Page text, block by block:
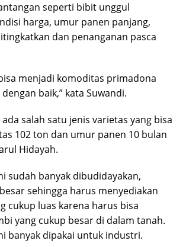
seperti bibit unggul
harga, umur panen panjang,
dan penanganan pasca
menjadi komoditas primadona
baik,” kata Suwandi.
salah satu jenis varietas yang bisa
102 ton dan umur panen 10 bulan
Hidayah.
sudah banyak dibudidayakan,
sehingga harus menyediakan
cukup luas karena harus bisa
yang cukup besar di dalam tanah.
banyak dipakai untuk industri.